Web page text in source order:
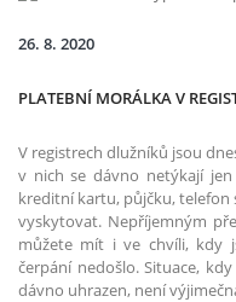
26. 8. 2020
PLATEBNÍ MORÁLKA V
V registrech dlužníků jsou
v nich se dávno netýkají
kreditní kartu, půjčku, telefon
vyskytovat. Nepříjemným
můžete mít i ve chvíli, kdy
čerpání nedošlo. Situace,
dávno uhrazen, není